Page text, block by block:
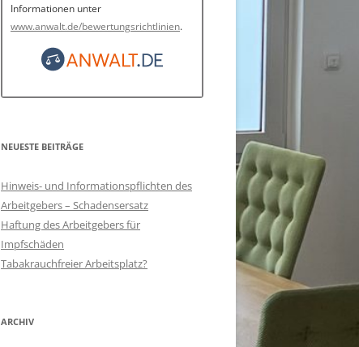
Informationen unter
www.anwalt.de/bewertungsrichtlinien.
NEUESTE BEITRÄGE
Hinweis- und Informationspflichten des
Arbeitgebers – Schadensersatz
Haftung des Arbeitgebers für
Impfschäden
Tabakrauchfreier Arbeitsplatz?
ARCHIV